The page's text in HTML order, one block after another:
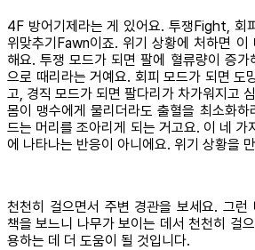
4F 방어기제라는 게 있어요. 투쟁Fight, 회
위맞추기Fawn이죠. 위기 상황에 처하면 이
해요. 투쟁 모드가 되면 팔에 혈류량이 증가
으로 때리라는 거예요. 회피 모드가 되면 도
고, 경직 모드가 되면 팔다리가 차가워지고
몸이 맹수에게 물리더라도 출혈을 최소화
드는 머리를 조아리게 되는 거고요. 이 네 가
에 나타나는 반응이 아니에요. 위기 상황을
천천히 걸으면서 주변 경관을 보세요. 그런
책을 보느니 나무가 보이는 데서 천천히 걸
용하는 데 더 도움이 될 것입니다.